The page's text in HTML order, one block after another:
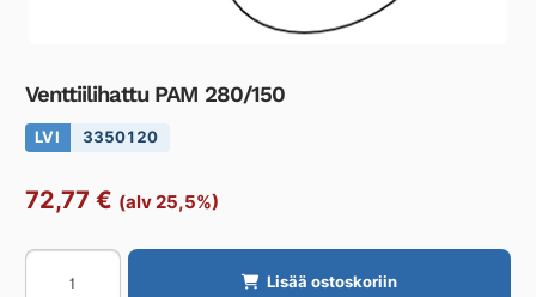
Venttiilihattu PAM 280/150
LVI 3350120
72,77 € (alv 25,5%)
Venttiilihattu
Lisää ostoskoriin